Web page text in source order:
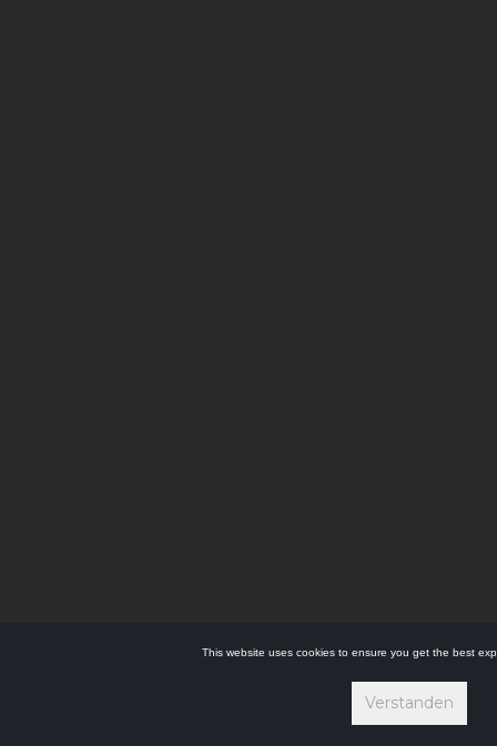
This website uses cookies to ensure you get the best
Verstanden